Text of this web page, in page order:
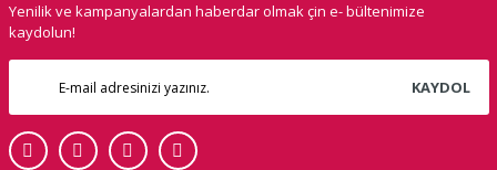
Yenilik ve kampanyalardan haberdar olmak çin e- bültenimize
kaydolun!
KAYDOL